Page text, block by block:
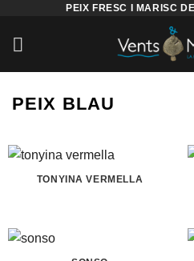
PEIX FRESC I MARISC
PEIX BLAU
TONYINA VERMELLA